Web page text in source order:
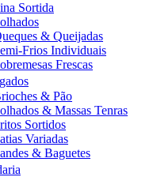
Sortida
& Queijadas
Frios Individuais
Frescas
& Pão
& Massas Tenras
Sortidos
Variadas
& Baguetes